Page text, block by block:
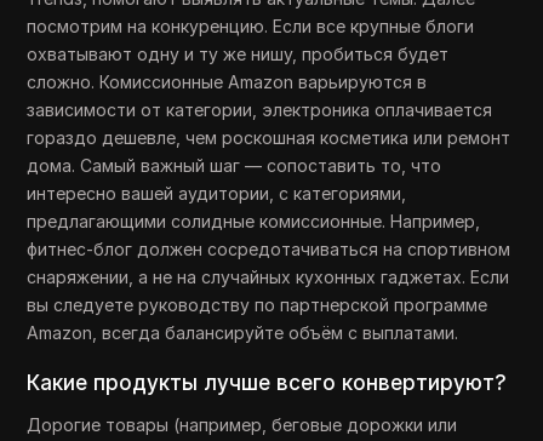
посмотрим на конкуренцию. Если все крупные блоги
охватывают одну и ту же нишу, пробиться будет
сложно. Комиссионные Amazon варьируются в
зависимости от категории, электроника оплачивается
гораздо дешевле, чем роскошная косметика или ремонт
дома. Самый важный шаг — сопоставить то, что
интересно вашей аудитории, с категориями,
предлагающими солидные комиссионные. Например,
фитнес-блог должен сосредотачиваться на спортивном
снаряжении, а не на случайных кухонных гаджетах. Если
вы следуете руководству по партнерской программе
Amazon, всегда балансируйте объём с выплатами.
Какие продукты лучше всего конвертируют?
Дорогие товары (например, беговые дорожки или